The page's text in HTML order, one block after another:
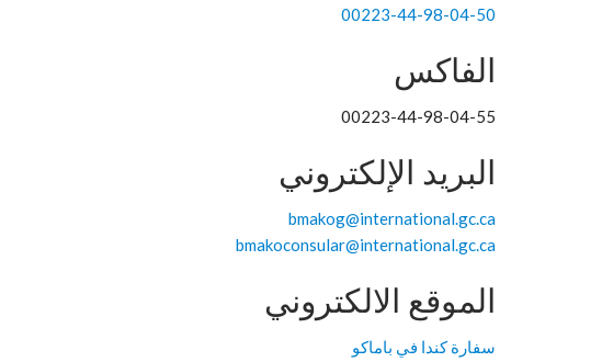
00223-44-98-04-50
الفاكس
00223-44-98-04-55
البريد الإلكتروني
bmakog@international.gc.ca
bmakoconsular@international.gc.ca
الموقع الالكتروني
سفارة كندا في باماكو